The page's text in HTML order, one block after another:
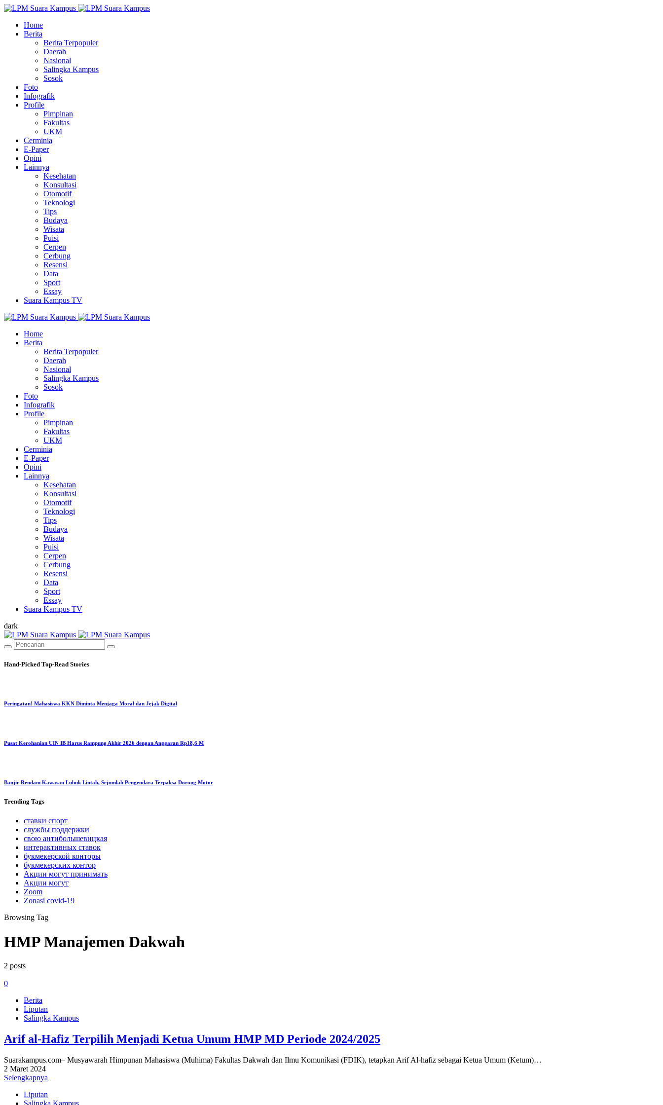
Home
Berita
Berita Terpopuler
Daerah
Nasional
Salingka Kampus
Sosok
Foto
Infografik
Profile
Pimpinan
Fakultas
UKM
Cerminia
E-Paper
Opini
Lainnya
Kesehatan
Konsultasi
Otomotif
Teknologi
Tips
Budaya
Wisata
Puisi
Cerpen
Cerbung
Resensi
Data
Sport
Essay
Suara Kampus TV
Home
Berita
Berita Terpopuler
Daerah
Nasional
Salingka Kampus
Sosok
Foto
Infografik
Profile
Pimpinan
Fakultas
UKM
Cerminia
E-Paper
Opini
Lainnya
Kesehatan
Konsultasi
Otomotif
Teknologi
Tips
Budaya
Wisata
Puisi
Cerpen
Cerbung
Resensi
Data
Sport
Essay
Suara Kampus TV
dark
Hand-Picked Top-Read Stories
Peringatan! Mahasiswa KKN Diminta Menjaga Moral dan Jejak Digital
Pusat Kerohanian UIN IB Harus Rampung Akhir 2026 dengan Anggaran Rp18,6 M
Banjir Rendam Kawasan Lubuk Lintah, Sejumlah Pengendara Terpaksa Dorong Motor
Trending Tags
ставки спорт
службы поддержки
свою антибольшевицкая
интерактивных ставок
букмекерской конторы
букмекерских контор
Акции могут принимать
Акции могут
Zoom
Zonasi covid-19
Browsing Tag
HMP Manajemen Dakwah
2 posts
0
Berita
Liputan
Salingka Kampus
Arif al-Hafiz Terpilih Menjadi Ketua Umum HMP MD Periode 2024/2025
Suarakampus.com– Musyawarah Himpunan Mahasiswa (Muhima) Fakultas Dakwah dan Ilmu Komunikasi (FDIK), tetapkan Arif Al-hafiz sebagai Ketua Umum (Ketum)…
2 Maret 2024
Selengkapnya
Liputan
Salingka Kampus